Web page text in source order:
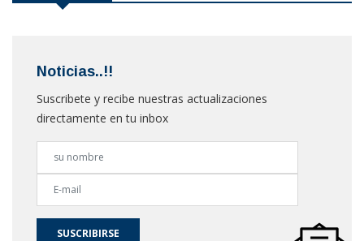
Noticias..!!
Suscribete y recibe nuestras actualizaciones
directamente en tu inbox
SUSCRIBIRSE